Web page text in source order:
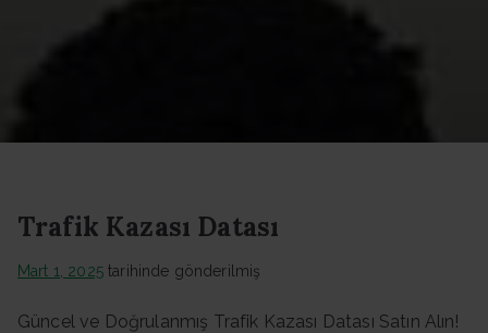
Trafik Kazası Datası
Mart 1, 2025tarihinde gönderilmiş
Güncel ve Doğrulanmış Trafik Kazası Datası Satın Alın!